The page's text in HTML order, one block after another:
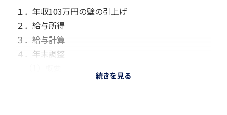
１．年収103万円の壁の引上げ
２．給与所得
３．給与計算
４．年末調整
続きを見る